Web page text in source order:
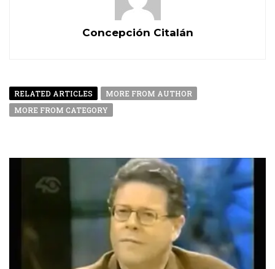
Concepción Citalán
RELATED ARTICLES
MORE FROM AUTHOR
MORE FROM CATEGORY